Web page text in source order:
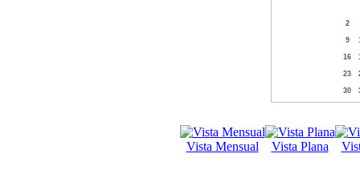
2
9
16
23
30
Vista Mensual Vista Plana